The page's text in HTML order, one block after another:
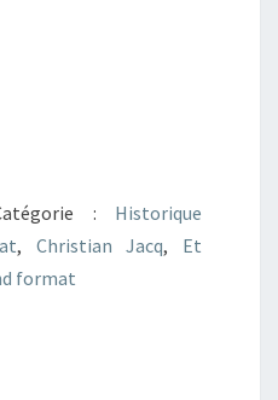
: Historique
, Christian Jacq, Et
format